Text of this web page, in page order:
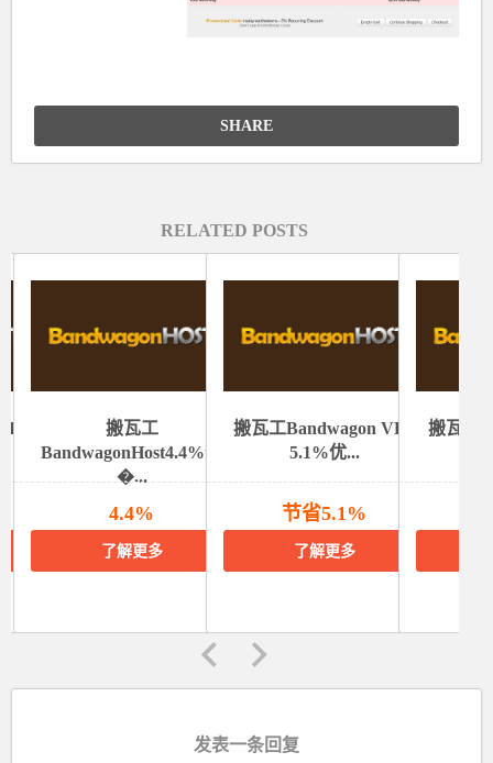
SHARE
RELATED POSTS
搬瓦工
BandwagonHost4.4%优
�...
4.4%
了解更多
搬瓦工Bandwagon VPS
5.1%优...
节省5.1%
了解更多
搬瓦工
发表一条回复